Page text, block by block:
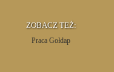
ZOBACZ TEŻ:
Praca Gołdap